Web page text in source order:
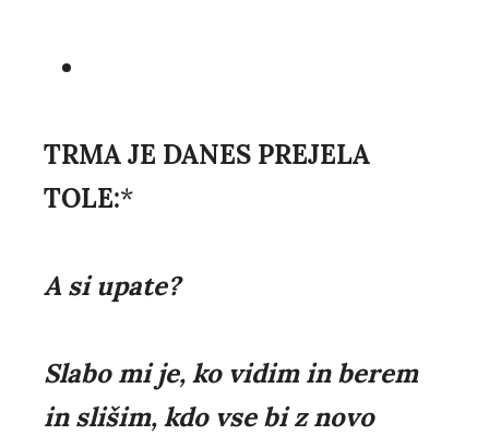
TRMA JE DANES PREJELA
TOLE:*
A si upate?
Slabo mi je, ko vidim in berem
in slišim, kdo vse bi z novo